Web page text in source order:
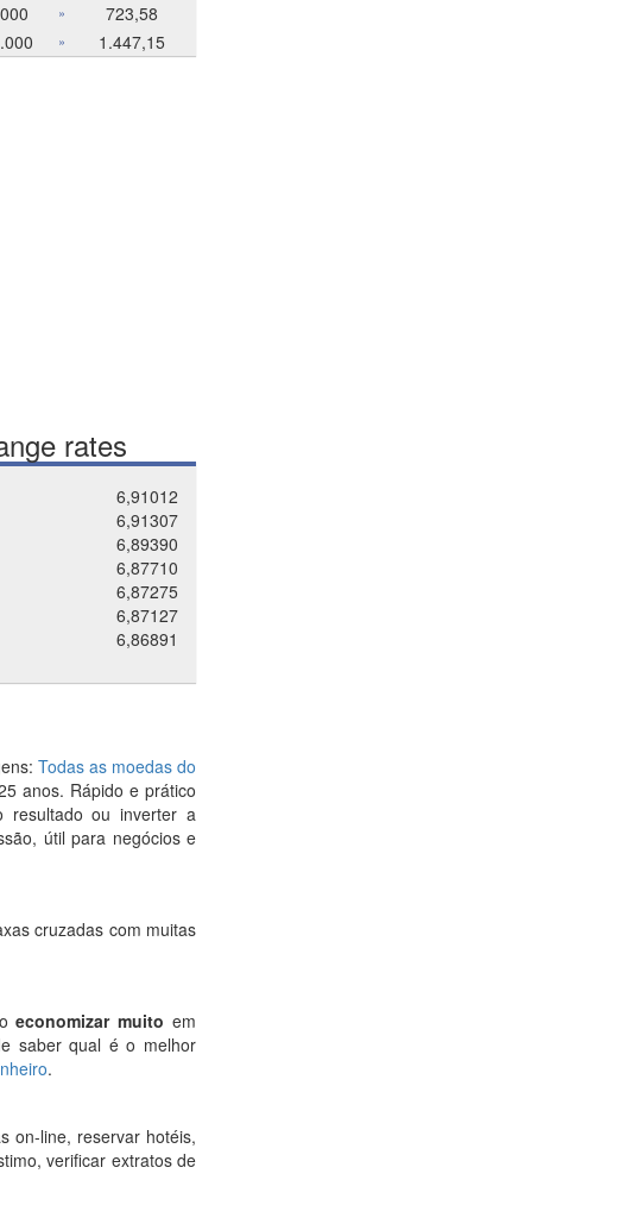
»
723,58
»
1.447,15
rates
6,91012
6,91307
6,89390
6,87710
6,87275
6,87127
6,86891
Todas as moedas do
anos. Rápido e prático
resultado ou inverter a
útil para negócios e
cruzadas com muitas
economizar muito em
saber qual é o melhor
.
on-line, reservar hotéis,
verificar extratos de